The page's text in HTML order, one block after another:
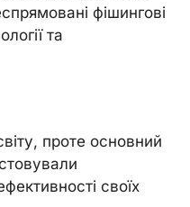
фішингові
та
проте основний
своїх